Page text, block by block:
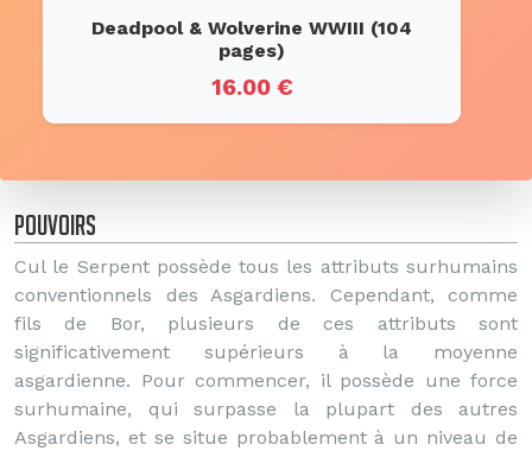
Deadpool & Wolverine WWIII (104
pages)
16.00 €
Pouvoirs
Cul le Serpent possède tous les attributs surhumains
conventionnels des Asgardiens. Cependant, comme
fils de Bor, plusieurs de ces attributs sont
significativement supérieurs à la moyenne
asgardienne. Pour commencer, il possède une force
surhumaine, qui surpasse la plupart des autres
Asgardiens, et se situe probablement à un niveau de